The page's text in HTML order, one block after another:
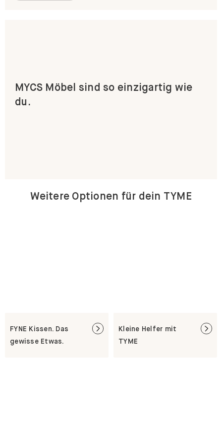
MYCS Möbel sind so einzigartig wie
du.
Weitere Optionen für dein TYME
FYNE Kissen. Das
gewisse Etwas.
Kleine Helfer mit
TYME